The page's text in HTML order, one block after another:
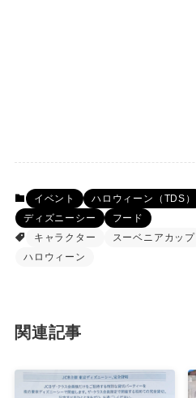
イベント ハロウィーン（TDS）
ディズニーシー
フード
キャラクター
スーベニアカップ
ハロウィーン
関連記事